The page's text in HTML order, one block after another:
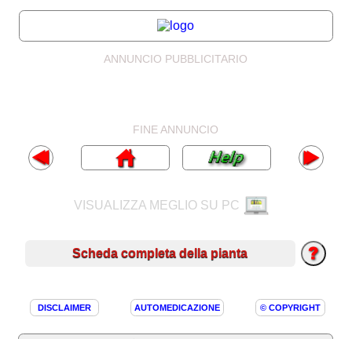
ANNUNCIO PUBBLICITARIO
FINE ANNUNCIO
VISUALIZZA MEGLIO SU PC
Scheda completa della pianta
DISCLAIMER AUTOMEDICAZIONE © COPYRIGHT